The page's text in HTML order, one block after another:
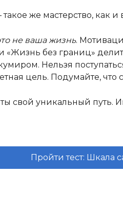
же мастерство, как и
не ваша жизнь.
«Жизнь без границ»
Нельзя
цель. Подумайте,
свой уникальный путь.
Пройти тест: Шкала